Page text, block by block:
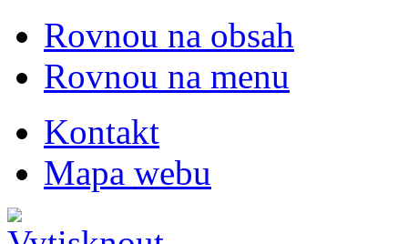
Rovnou na obsah
Rovnou na menu
Kontakt
Mapa webu